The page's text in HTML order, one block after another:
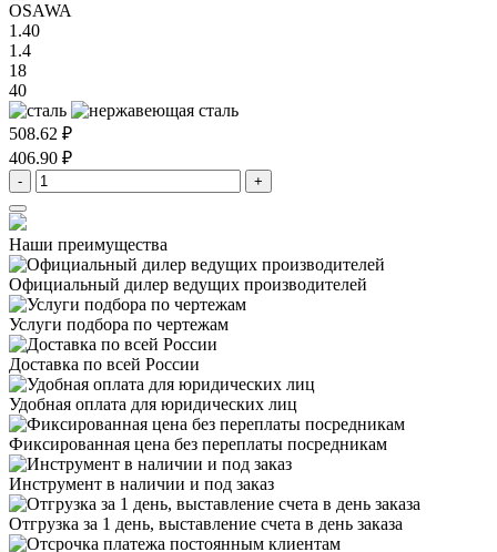
OSAWA
1.40
1.4
18
40
508.62 ₽
406.90 ₽
- +
Наши преимущества
Официальный дилер ведущих производителей
Услуги подбора по чертежам
Доставка по всей России
Удобная оплата для юридических лиц
Фиксированная цена без переплаты посредникам
Инструмент в наличии и под заказ
Отгрузка за 1 день, выставление счета в день заказа